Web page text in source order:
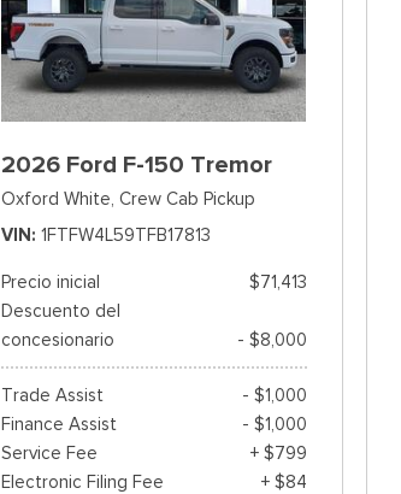
2026 Ford F-150 Tremor
Oxford White, Crew Cab Pickup
VIN 1FTFW4L59TFB17813
Precio inicial
$71,413
Descuento del
concesionario
- $8,000
Trade Assist
- $1,000
Finance Assist
- $1,000
Service Fee
+ $799
Electronic Filing Fee
+ $84